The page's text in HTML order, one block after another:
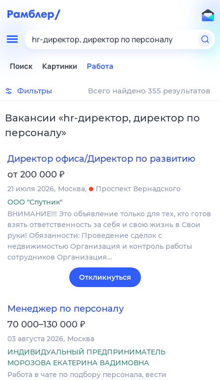
hr-директор, директор по персоналу
Поиск Картинки Работа
Фильтры Всего найдено 355 результатов
Вакансии «hr-директор, директор по
персоналу»
Директор офиса/Директор по развитию
от 200 000 ₽
21 июля 2026 Москва
Проспект Вернадского
ООО "Спутник"
ВНИМАНИЕ!!! Это объявление только для тех, кто готов
взять ответственность за себя и свою жизнь в Свои
руки! Обязанности: Проведение сделок с
недвижимостью Организация и контроль работы
сотрудников Организация…
Откликнуться
Менеджер по персоналу
70 000–130 000 ₽
03 августа 2026 Москва
ИНДИВИДУАЛЬНЫЙ ПРЕДПРИНИМАТЕЛЬ
МОРОЗОВА ЕКАТЕРИНА ВАДИМОВНА
Работа в чате по подбору персонала, вести